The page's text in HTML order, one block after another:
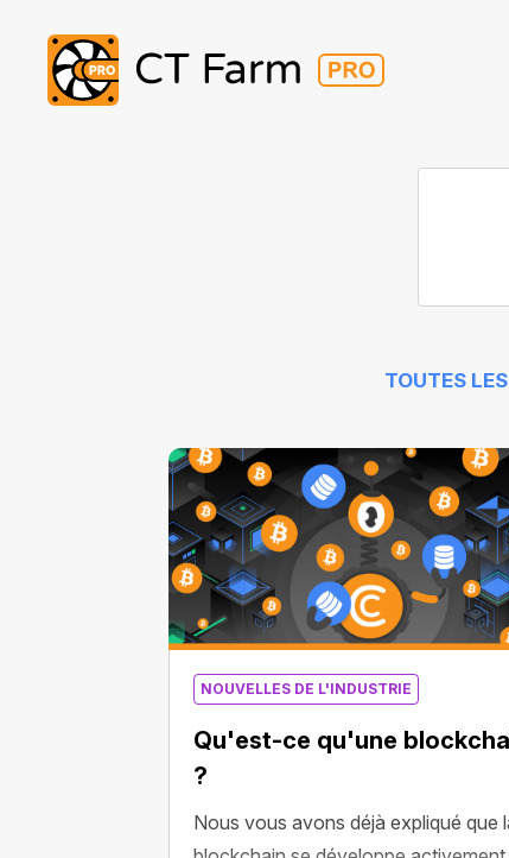
TOUTES
NOUVELLES DE L'INDUSTRIE
Qu'est-ce qu'une
?
Nous vous avons déjà expliqué que